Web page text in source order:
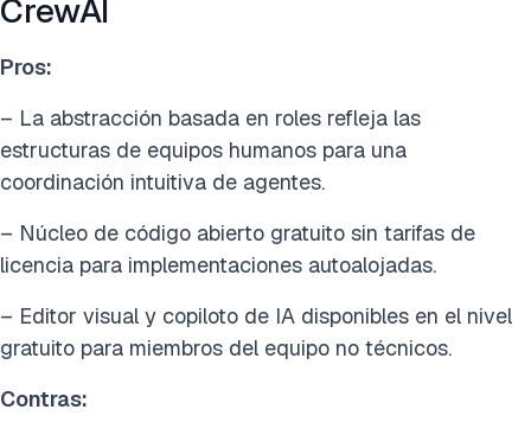
CrewAI
Pros:
– La abstracción basada en roles refleja las
estructuras de equipos humanos para una
coordinación intuitiva de agentes.
– Núcleo de código abierto gratuito sin tarifas de
licencia para implementaciones autoalojadas.
– Editor visual y copiloto de IA disponibles en el nivel
gratuito para miembros del equipo no técnicos.
Contras: